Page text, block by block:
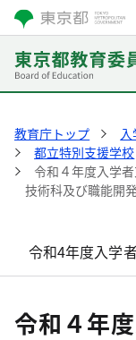
教育庁トップ
都立特別支援学校
令和４年度入学
技術科及び職能開
令和4年度入学
令和４年